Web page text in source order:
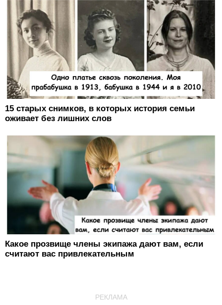
15 старых снимков, в которых история семьи
оживает без лишних слов
Какое прозвище члены экипажа дают вам, если
считают вас привлекательным
РЕКЛАМА